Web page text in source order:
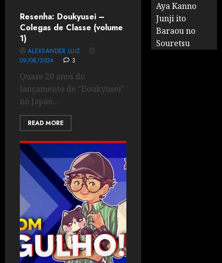
Resenha: Doukyusei –
Colegas de Classe (volume
1)
ALEXSANDER LUIZ
09/08/2024
3
Quase 20 anos do
lançamento de "Doukyusei"
no Japão...
READ MORE
Aya Kanno
Junji ito
Baraou no
Souretsu